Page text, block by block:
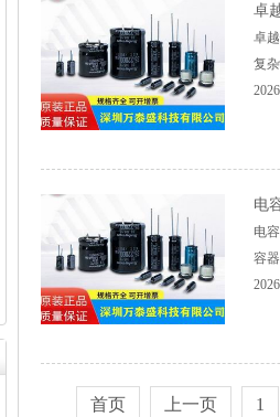
卓
卓
复
电
电
容
首页 上一页 1